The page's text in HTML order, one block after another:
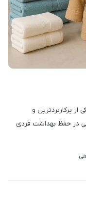
پر‌کاربرد‌ترین و
در حفظ بهداشت فردی